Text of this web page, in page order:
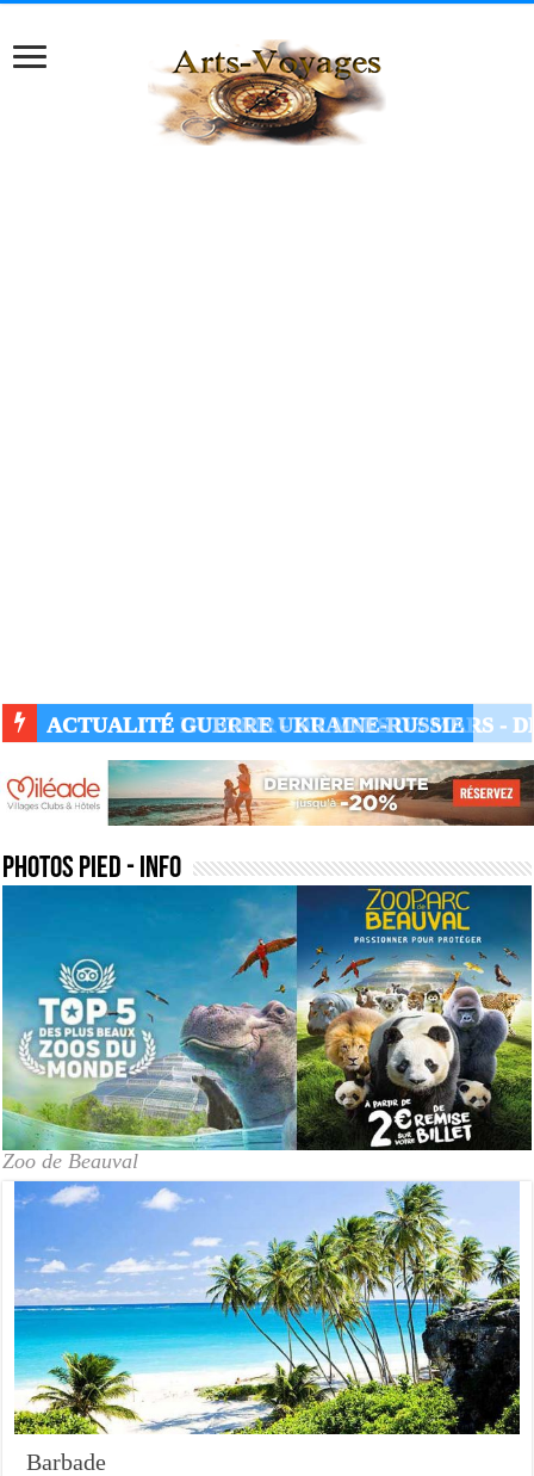
ACTUALITÉ GUERRE UKRAINE-RUSSIE
photos pied - Info
Zoo de Beauval
Barbade